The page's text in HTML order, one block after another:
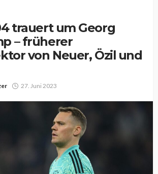
trauert um Georg
– früherer
von Neuer, Özil und
27. Juni 2023